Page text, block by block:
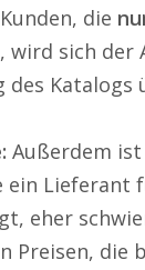
die
wird sich der
des Katalogs
Außerdem
ein Lieferant
eher
Preisen, die